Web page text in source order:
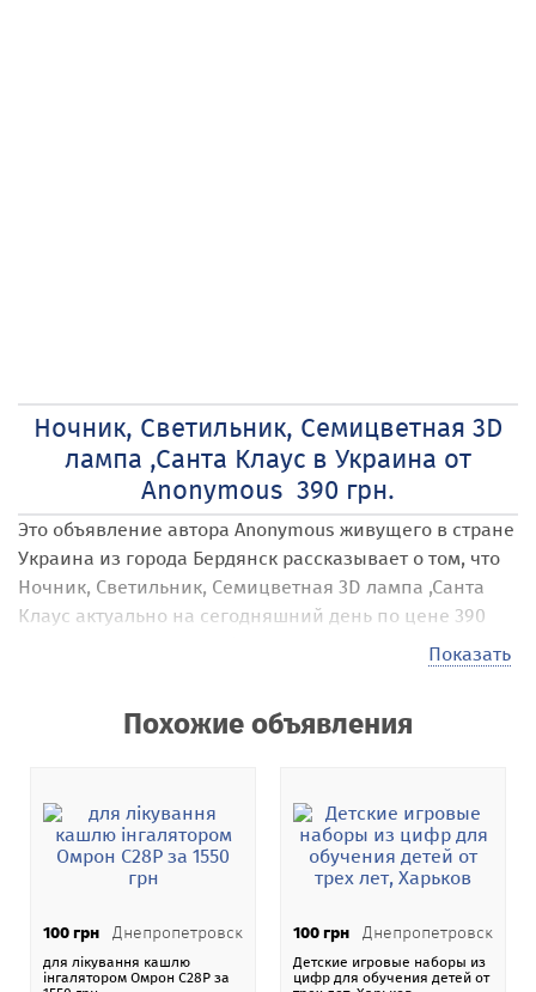
Ночник, Светильник, Семицветная 3D
лампа ,Санта Клаус в Украина от
Anonymous 390 грн.
Это объявление автора Anonymous живущего в стране
Украина из города Бердянск рассказывает о том, что
Ночник, Светильник, Семицветная 3D лампа ,Санта
Клаус актуально на сегодняшний день по цене 390
различные объявления под названием Ночник,
Светильник, Семицветная 3D лампа ,Санта Клаус
выставляют самостоятельно, например в 390 грн. .
Эта стоимость может быть в гривне, долларах или
евро, по коммерческому курсу Национального банка
На нашей
доске бесплатных объявлений Addnew.biz
151 категория в 106 странах мира.
Показать
Похожие объявления
100 грн Днепропетровск
для лікування кашлю
інгалятором Омрон С28Р за
100 грн Днепропетровск
Детские игровые наборы из
цифр для обучения детей от